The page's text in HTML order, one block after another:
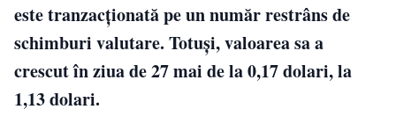
este tranzacționată pe un număr restrâns de
schimburi valutare. Totuși, valoarea sa a
crescut în ziua de 27 mai de la 0,17 dolari, la
1,13 dolari.